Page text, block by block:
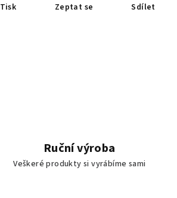
Tisk Zeptat se Sdílet
Ruční výroba
Veškeré produkty si vyrábíme sami